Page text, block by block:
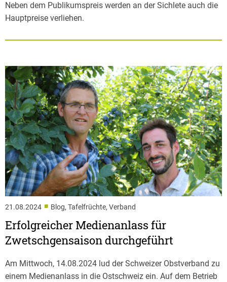
Neben dem Publikumspreis werden an der Sichlete auch die
Hauptpreise verliehen.
21.08.2024 ■ Blog, Tafelfrüchte, Verband
Erfolgreicher Medienanlass für
Zwetschgensaison durchgeführt
Am Mittwoch, 14.08.2024 lud der Schweizer Obstverband zu
einem Medienanlass in die Ostschweiz ein. Auf dem Betrieb